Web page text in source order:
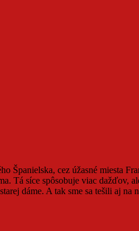
cez úžasné miesta
Tá síce spôsobuje viac dažďov,
dáme. A tak sme sa tešili aj na